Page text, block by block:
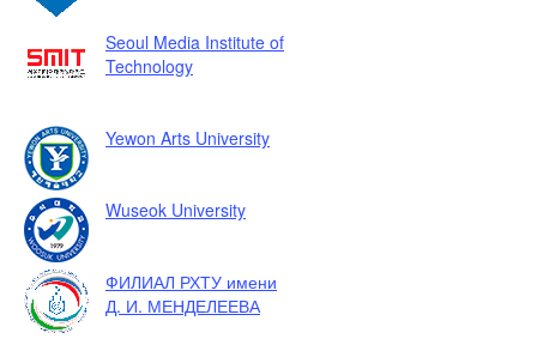
Seoul Media Institute of
Technology
Yewon Arts University
Wuseok University
ФИЛИАЛ РХТУ имени
Д. И. МЕНДЕЛЕЕВА